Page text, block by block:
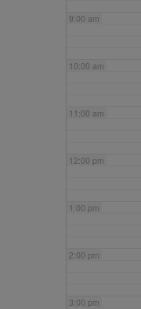
9:00 am
10:00 am
11:00 am
12:00 pm
1:00 pm
2:00 pm
3:00 pm